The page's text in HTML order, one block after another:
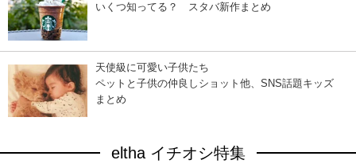
いくつ知ってる？ スタバ新作まとめ
天使級に可愛い子供たち
ペットと子供の仲良しショット他、SNS話題キッズ
まとめ
eltha イチオシ特集